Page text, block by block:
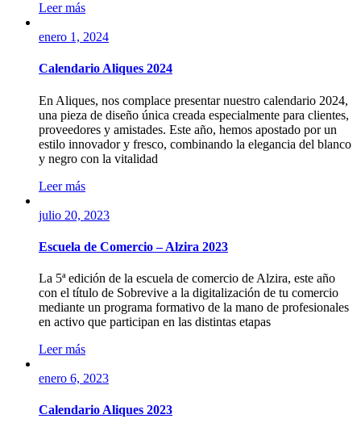
Leer más
enero 1, 2024
Calendario Aliques 2024
En Aliques, nos complace presentar nuestro calendario 2024,
una pieza de diseño única creada especialmente para clientes,
proveedores y amistades. Este año, hemos apostado por un
estilo innovador y fresco, combinando la elegancia del blanco
y negro con la vitalidad
Leer más
julio 20, 2023
Escuela de Comercio – Alzira 2023
La 5ª edición de la escuela de comercio de Alzira, este año
con el título de Sobrevive a la digitalización de tu comercio
mediante un programa formativo de la mano de profesionales
en activo que participan en las distintas etapas
Leer más
enero 6, 2023
Calendario Aliques 2023